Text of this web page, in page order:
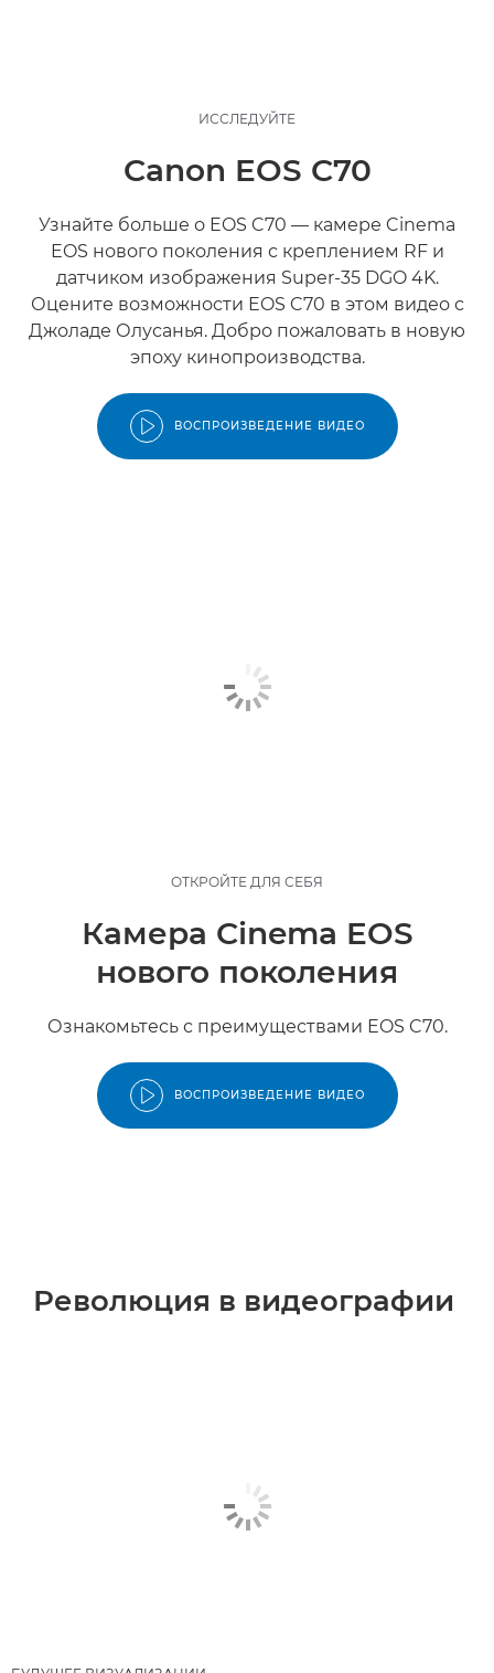
ИССЛЕДУЙТЕ
Canon EOS C70
Узнайте больше о EOS C70 — камере Cinema
EOS нового поколения с креплением RF и
датчиком изображения Super-35 DGO 4K.
Оцените возможности EOS C70 в этом видео с
Джоладе Олусанья. Добро пожаловать в новую
эпоху кинопроизводства.
ВОСПРОИЗВЕДЕНИЕ ВИДЕО
ОТКРОЙТЕ ДЛЯ СЕБЯ
Камера Cinema EOS
нового поколения
Ознакомьтесь с преимуществами EOS C70.
ВОСПРОИЗВЕДЕНИЕ ВИДЕО
Революция в видеографии